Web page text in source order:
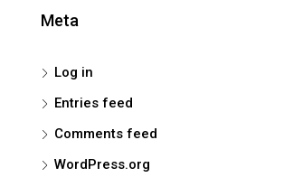
Meta
Log in
Entries feed
Comments feed
WordPress.org